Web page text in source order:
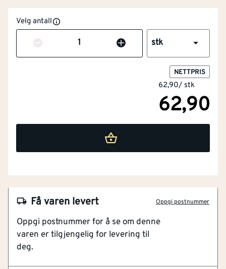
Velg antall
Antall stk
NETTPRIS
62,90/ stk
62,90
Få varen levert Oppgi postnummer
Oppgi postnummer for å se om denne
varen er tilgjengelig for levering til
deg.
NOBB 60087514
Artikkelnummer